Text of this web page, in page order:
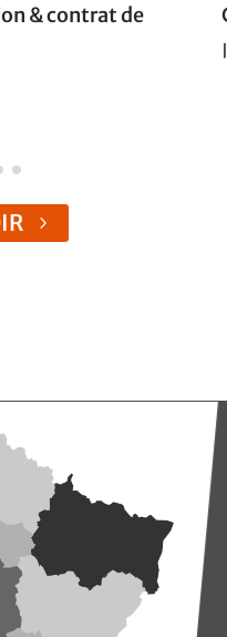
& contrat de